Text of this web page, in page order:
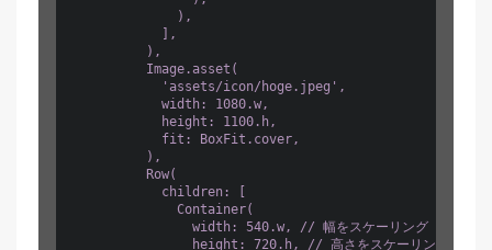
              ),
            ],
          ),
          Image.asset(
            'assets/icon/hoge.jpeg',
            width: 1080.w,
            height: 1100.h,
            fit: BoxFit.cover,
          ),
          Row(
            children: [
              Container(
                width: 540.w, // 幅をスケーリング
                height: 720.h, // 高さをスケーリング